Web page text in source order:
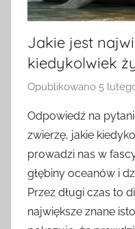
Jakie jest
kiedykolwiek
Opublikowano 5
Odpowiedź na
zwierzę, jakie
prowadzi nas w
głębiny oceanów i
Przez długi czas to
największe znane